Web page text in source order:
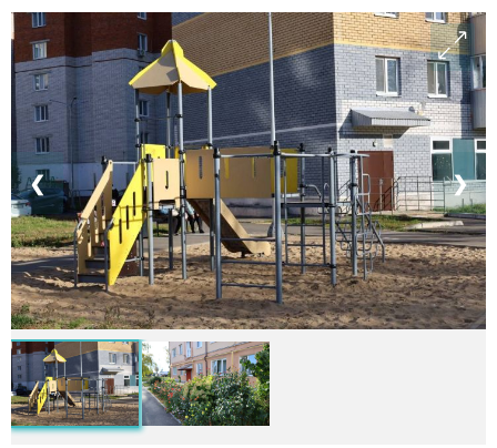
❮ ❯